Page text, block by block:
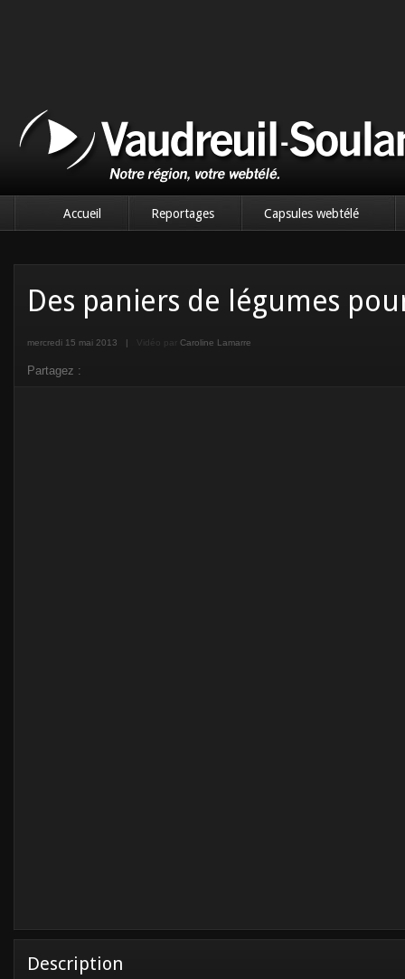
Accueil Reportages Capsules webtélé
Des paniers de légumes
mercredi 15 mai 2013 | Vidéo par Caroline Lamarre
Partagez :
Description